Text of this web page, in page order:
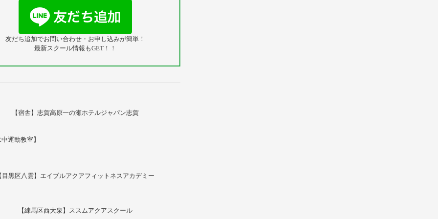
友だち追加でお問い合わせ・お申し込みが簡単！
最新スクール情報もGET！！
【宿舎】志賀高原一の瀬ホテルジャパン志賀
運動教室】
目黒区八雲】エイブルアクアフィットネスアカデミー
【練馬区西大泉】ススムアクアスクール